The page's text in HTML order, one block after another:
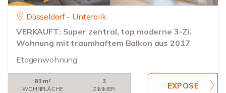
Düsseldorf - Unterbilk
VERKAUFT: Super zentral, top moderne 3-Zi.
Wohnung mit traumhaftem Balkon aus 2017
Etagenwohnung
83 m²
WOHNFLÄCHE
3
ZIMMER